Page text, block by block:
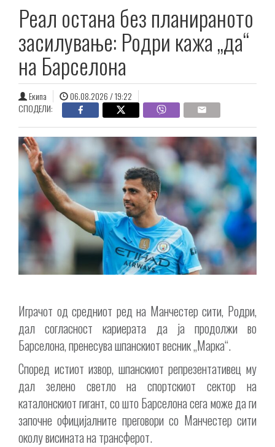
Реал остана без планираното
засилување: Родри кажа „да“
на Барселона
Екипа
06.08.2026 / 19:22
СПОДЕЛИ:
Играчот од средниот ред на Манчестер сити, Родри,
дал согласност кариерата да ја продолжи во
Барселона, пренесува шпанскиот весник „Марка“.
Според истиот извор, шпанскиот репрезентативец му
дал зелено светло на спортскиот сектор на
каталонскиот гигант, со што Барселона сега може да ги
започне официјалните преговори со Манчестер сити
околу висината на трансферот.